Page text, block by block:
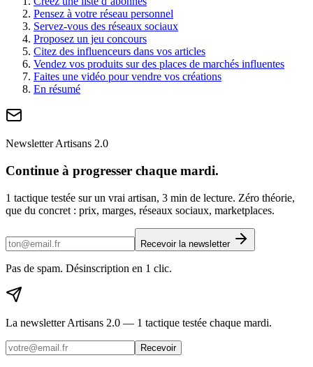
Pensez à votre réseau personnel
Servez-vous des réseaux sociaux
Proposez un jeu concours
Citez des influenceurs dans vos articles
Vendez vos produits sur des places de marchés influentes
Faites une vidéo pour vendre vos créations
En résumé
Newsletter Artisans 2.0
Continue à progresser chaque mardi.
1 tactique testée sur un vrai artisan, 3 min de lecture. Zéro théorie,
que du concret : prix, marges, réseaux sociaux, marketplaces.
Recevoir la newsletter
Pas de spam. Désinscription en 1 clic.
La newsletter Artisans 2.0 — 1 tactique testée chaque mardi.
Recevoir